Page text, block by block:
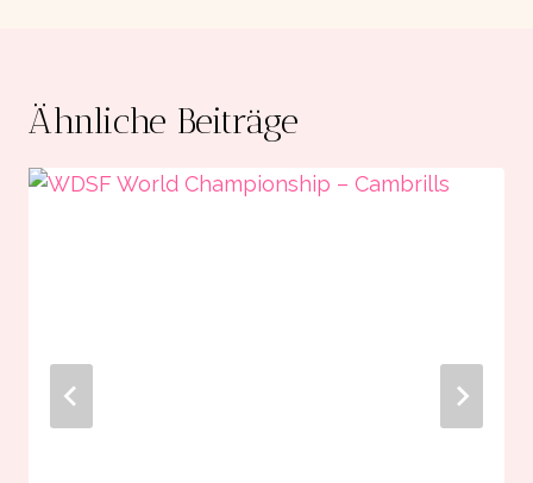
Ähnliche Beiträge